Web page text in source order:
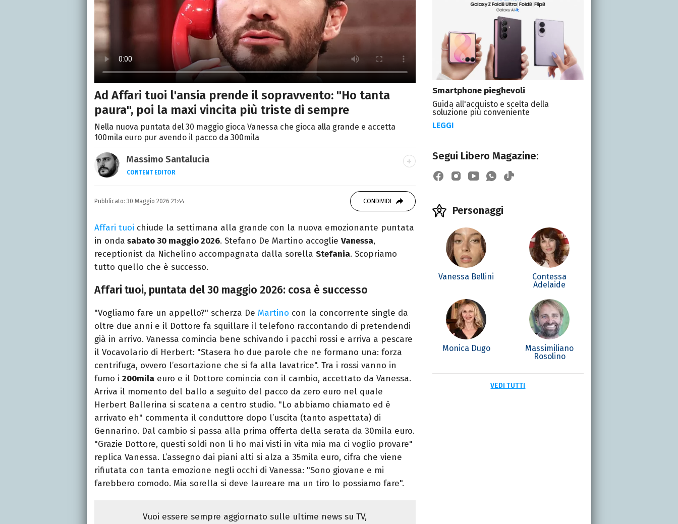
Ad Affari tuoi l'ansia prende il sopravvento: "Ho tanta
paura", poi la maxi vincita più triste di sempre
Nella nuova puntata del 30 maggio gioca Vanessa che gioca alla grande e accetta
100mila euro pur avendo il pacco da 300mila
Massimo Santalucia
CONTENT EDITOR
Nato una domenica del 1989, scrivo di sport, TV, musica e cultura. Sto
lavorando al mio primo romanzo.
Pubblicato: 30 Maggio 2026 21:44 CONDIVIDI
Affari tuoi chiude la settimana alla grande con la nuova emozionante puntata
in onda sabato 30 maggio 2026. Stefano De Martino accoglie Vanessa,
receptionist da Nichelino accompagnata dalla sorella Stefania. Scopriamo
tutto quello che è successo.
Affari tuoi, puntata del 30 maggio 2026: cosa è successo
"Vogliamo fare un appello?" scherza De Martino con la concorrente single da
oltre due anni e il Dottore fa squillare il telefono raccontando di pretendendi
già in arrivo. Vanessa comincia bene schivando i pacchi rossi e arriva a pescare
il Vocavolario di Herbert: "Stasera ho due parole che ne formano una: forza
centrifuga, ovvero l’esortazione che si fa alla lavatrice". Tra i rossi vanno in
fumo i 200mila euro e il Dottore comincia con il cambio, accettato da Vanessa.
Arriva il momento del ballo a seguito del pacco da zero euro nel quale
Herbert Ballerina si scatena a centro studio. "Lo abbiamo chiamato ed è
arrivato eh" commenta il conduttore dopo l’uscita (tanto aspettata) di
Gennarino. Dal cambio si passa alla prima offerta della serata da 30mila euro.
"Grazie Dottore, questi soldi non li ho mai visti in vita mia ma ci voglio provare"
replica Vanessa. L’assegno dai piani alti si alza a 35mila euro, cifra che viene
rifiutata con tanta emozione negli occhi di Vanessa: "Sono giovane e mi
farebbero comodo. Mia sorella si deve laureare ma un tiro lo possiamo fare".
Vuoi essere sempre aggiornato sulle ultime news su TV,
Smartphone pieghevoli
Guida all'acquisto e scelta della
soluzione più conveniente
LEGGI
Segui Libero Magazine:
Personaggi
Vanessa Bellini
Contessa
Adelaide
Monica Dugo
Massimiliano
Rosolino
VEDI TUTTI